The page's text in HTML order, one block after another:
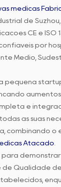
médicas
de
CE e ISO
por
Médio,
pequena
e
as suas
combinando o
Atacado
demonstrar
de Qualidade